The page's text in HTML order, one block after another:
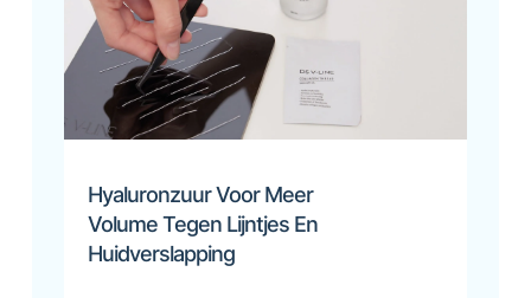
Hyaluronzuur Voor Meer
Volume Tegen Lijntjes En
Huidverslapping​